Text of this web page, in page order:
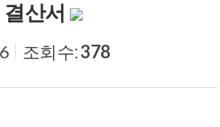
결산서
조회수: 378